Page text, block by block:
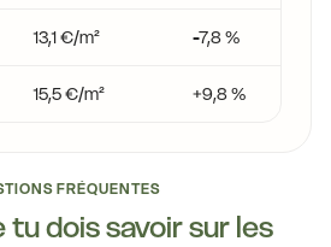
13,1 €/m² -7,8 %
15,5 €/m² +9,8 %
FRÉQUENTES
tu dois savoir sur les